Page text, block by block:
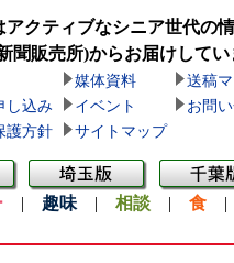
アクティブなシニア世代の
聞販売所)からお届けしてい
媒体資料
送稿
し込み
イベント
お問
護方針
サイトマップ
| 趣味| 相談| 食